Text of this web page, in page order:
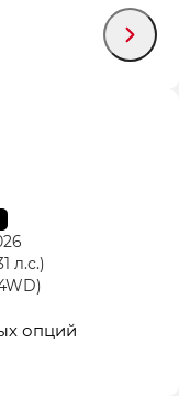
л.с.)
опций